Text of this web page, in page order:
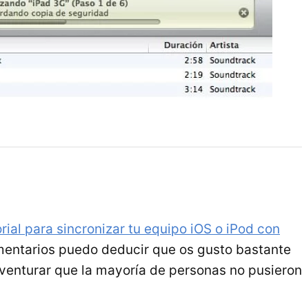
para sincronizar tu equipo iOS o iPod con
puedo deducir que os gusto bastante
que la mayoría de personas no pusieron